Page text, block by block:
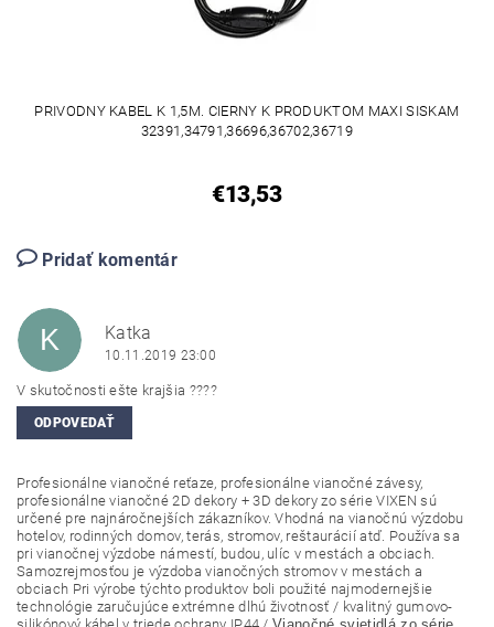
PRIVODNY KABEL K 1,5M. CIERNY K PRODUKTOM MAXI SISKAM
32391,34791,36696,36702,36719
€13,53
Pridať komentár
K Katka
10.11.2019 23:00
V skutočnosti ešte krajšia ????
ODPOVEDAŤ
Profesionálne vianočné reťaze, profesionálne vianočné závesy,
profesionálne vianočné 2D dekory + 3D dekory zo série VIXEN sú
určené pre najnáročnejších zákazníkov. Vhodná na vianočnú výzdobu
hotelov, rodinných domov, terás, stromov, reštaurácií atď. Používa sa
pri vianočnej výzdobe námestí, budou, ulíc v mestách a obciach.
Samozrejmosťou je výzdoba vianočných stromov v mestách a
obciach Pri výrobe týchto produktov boli použité najmodernejšie
technológie zaručujúce extrémne dlhú životnosť / kvalitný gumovo-